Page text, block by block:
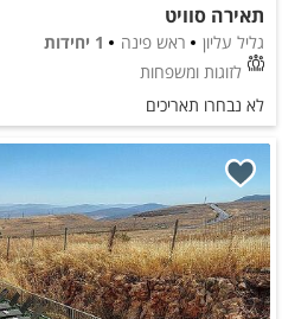
תאירה סוויט
גליל עליון ראש פינה
1 יחידות
לזוגות ומשפחות
לא נבחרו תאריכים